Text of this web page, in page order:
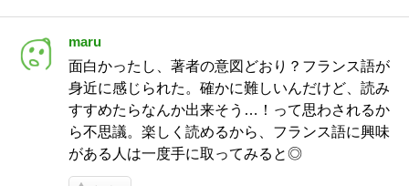
maru
面白かったし、著者の意図どおり？フランス語が
身近に感じられた。確かに難しいんだけど、読み
すすめたらなんか出来そう…！って思わされるか
ら不思議。楽しく読めるから、フランス語に興味
がある人は一度手に取ってみると◎